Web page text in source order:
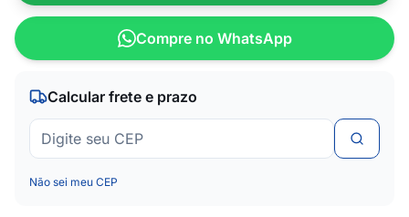
Compre no WhatsApp
Calcular frete e prazo
Não sei meu CEP